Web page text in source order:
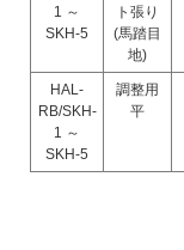
1 ～
SKH-5
ト張り
(馬踏目
地)
HAL-
RB/SKH-
1 ～
SKH-5
調整用
平